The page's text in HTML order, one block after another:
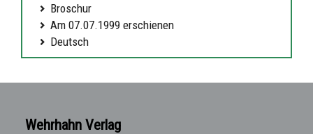
Broschur
Am 07.07.1999 erschienen
Deutsch
Wehrhahn Verlag